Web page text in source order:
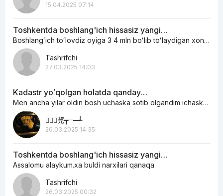
15.04.2025 07:14
Toshkentda boshlang'ich hissasiz yangi…
Boshlangʻich toʻlovdiz oyiga 3 4 mln boʻlib toʻlaydigan xonadonlar bormi
Tashrifchi
27.03.2025 14:03
Kadastr yoʻqolgan holatda qanday…
Men ancha yilar oldin bosh uchaska sotib olgandim ichaskani egasi otoxon edi…
︻┳ั芫ี┳═─┵
26.03.2025 14:35
Toshkentda boshlang'ich hissasiz yangi…
Assalomu alaykum.xa buldi narxilari qanaqa
Tashrifchi
26.03.2025 00:32